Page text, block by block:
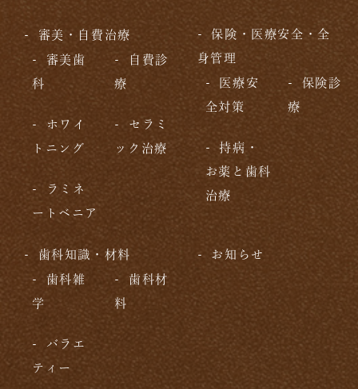
審美・自費治療
審美歯
科
自費診
療
ホワイ
トニング
セラミ
ック治療
ラミネ
ートベニア
保険・医療安全・全
身管理
医療安
全対策
保険診
療
持病・
お薬と歯科
治療
歯科知識・材料
歯科雑
学
歯科材
料
バラエ
ティー
お知らせ